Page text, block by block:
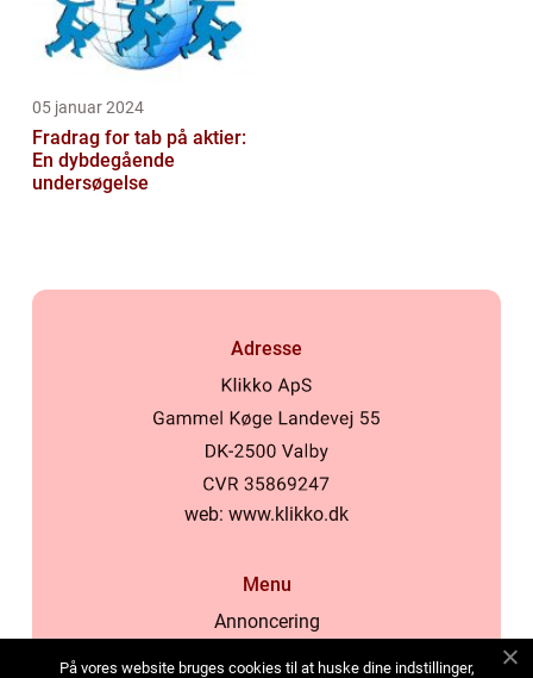
05 januar 2024
Fradrag for tab på aktier:
En dybdegående
undersøgelse
Adresse
web: www.klikko.dk
Menu
Annoncering
På vores website bruges cookies til at huske dine indstillinger,